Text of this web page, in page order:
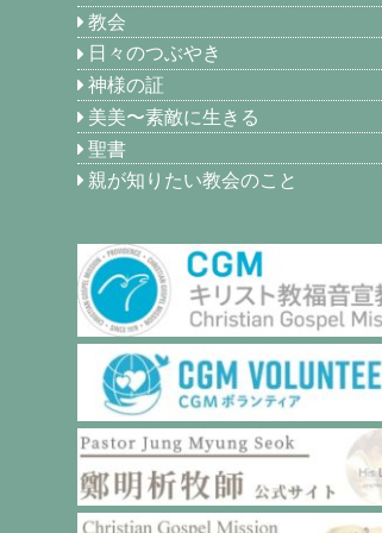
教会
日々のつぶやき
神様の証
美美〜素敵に生きる
聖書
親が知りたい教会のこと